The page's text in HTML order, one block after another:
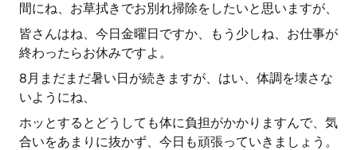
間にね、お草拭きでお別れ掃除をしたいと思いますが、
皆さんはね、今日金曜日ですか、もう少しね、お仕事が
終わったらお休みですよ。
8月まだまだ暑い日が続きますが、はい、体調を壊さな
いようにね、
ホッとするとどうしても体に負担がかかりますんで、気
合いをあまりに抜かず、今日も頑張っていきましょう。